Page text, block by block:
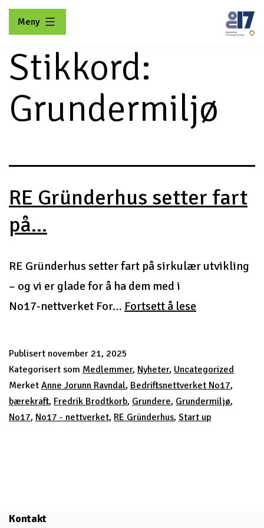
Gå
Meny
Stikkord:
Grundermiljø
RE Gründerhus setter fart
på...
RE Gründerhus setter fart på sirkulær utvikling
– og vi er glade for å ha dem med i
No17‑nettverket For… Fortsett å leseRE
fart
på…
Publisert november 21, 2025
Kategorisert som Medlemmer, Nyheter, Uncategorized
Merket Anne Jorunn Ravndal, Bedriftsnettverket No17,
bærekraft, Fredrik Brodtkorb, Grundere, Grundermiljø,
No17, No17 - nettverket, RE Gründerhus, Start up
Kontakt